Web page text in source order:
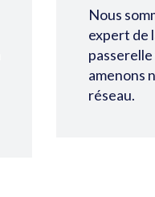
Nous
expert de
amenons
réseau.